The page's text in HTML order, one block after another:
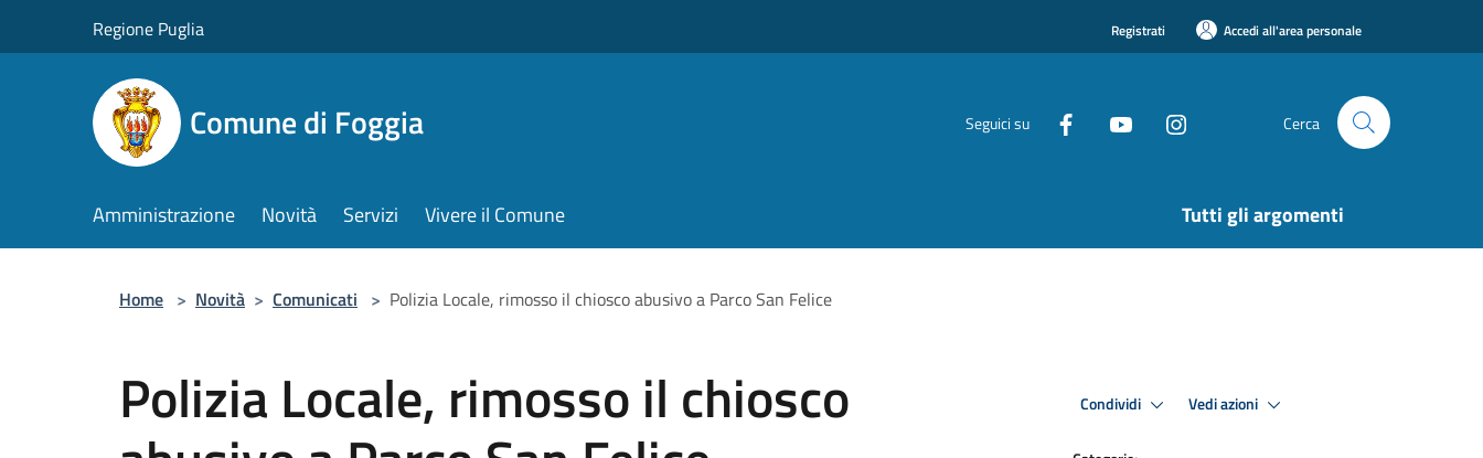
Regione Puglia Registrati Accedi all'area personale
Comune di Foggia Seguici su Cerca
Amministrazione Novità Servizi Vivere il Comune Tutti gli argomenti
Home > Novità > Comunicati > Polizia Locale, rimosso il chiosco abusivo a Parco San Felice
Polizia Locale, rimosso il chiosco Condividi Vedi azioni